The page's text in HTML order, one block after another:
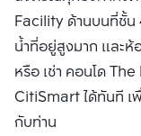
Facility ด้านบนที่ชั้น
น้ำที่อยู่สูงมาก และห้
หรือ เช่า คอนโด
CitiSmart ได้ทันที เพื่
กับท่าน